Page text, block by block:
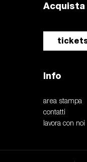
Acquista
Info
area stampa
contatti
lavora con noi